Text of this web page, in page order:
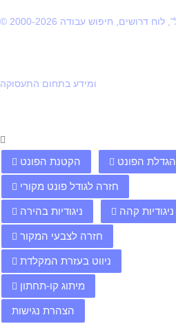
© 2000-2026 כל הזכויות שמורות לאתר "מובטל", לוח דרושים, חיפוש עבודה
ומידע בתחום התעסוקה
הקטנת הפונט הגדלת הפונט
חזרה לגודל פונט מקורי
ניגודיות בהירה ניגודיות קהה
חזרה לצבעי המקור
ניווט בעזרת המקלדת
מיתוג קו-תחתון
הצהרת נגישות